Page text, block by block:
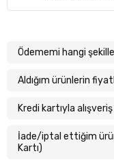
Ödememi hangi
Aldığım ürünlerin
Kredi kartıyla
İade/iptal ettiğim
Kartı)